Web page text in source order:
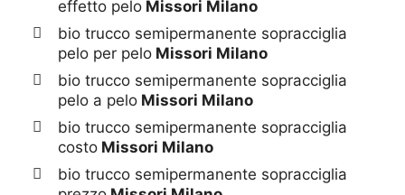
effetto pelo Missori Milano
bio trucco semipermanente sopracciglia
pelo per pelo Missori Milano
bio trucco semipermanente sopracciglia
pelo a pelo Missori Milano
bio trucco semipermanente sopracciglia
costo Missori Milano
bio trucco semipermanente sopracciglia